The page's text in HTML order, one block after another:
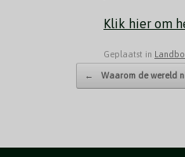
Klik hier om
Geplaatst in
Bericht navigatie
← Waarom de wereld